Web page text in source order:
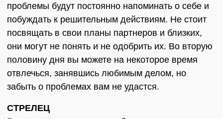
проблемы будут постоянно напоминать о себе и
побуждать к решительным действиям. Не стоит
посвящать в свои планы партнеров и близких,
они могут не понять и не одобрить их. Во вторую
половину дня вы можете на некоторое время
отвлечься, занявшись любимым делом, но
забыть о проблемах вам не удастся.
СТРЕЛЕЦ